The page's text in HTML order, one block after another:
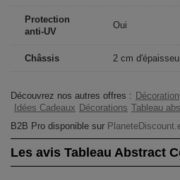
Protection
anti-UV
Oui
Châssis 2 cm
Découvrez nos autres offres : Décoration
Idées Cadeaux Décorations Tableau
B2B Pro disponible sur
Les avis Tableau Abstract